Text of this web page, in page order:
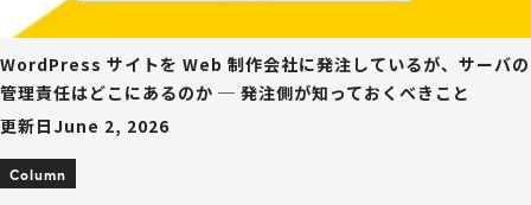
WordPress サイトを Web 制作会社に発注しているが、サーバの
管理責任はどこにあるのか ─ 発注側が知っておくべきこと
更新日 June 2, 2026
Column